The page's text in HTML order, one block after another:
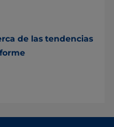
de las tendencias